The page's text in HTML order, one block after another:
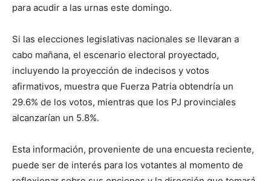
para acudir a las urnas este domingo.
Si las elecciones legislativas nacionales se llevaran a
cabo mañana, el escenario electoral proyectado,
incluyendo la proyección de indecisos y votos
afirmativos, muestra que Fuerza Patria obtendría un
29.6% de los votos, mientras que los PJ provinciales
alcanzarían un 5.8%.
Esta información, proveniente de una encuesta reciente,
puede ser de interés para los votantes al momento de